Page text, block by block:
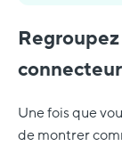
Une fois que
de montrer